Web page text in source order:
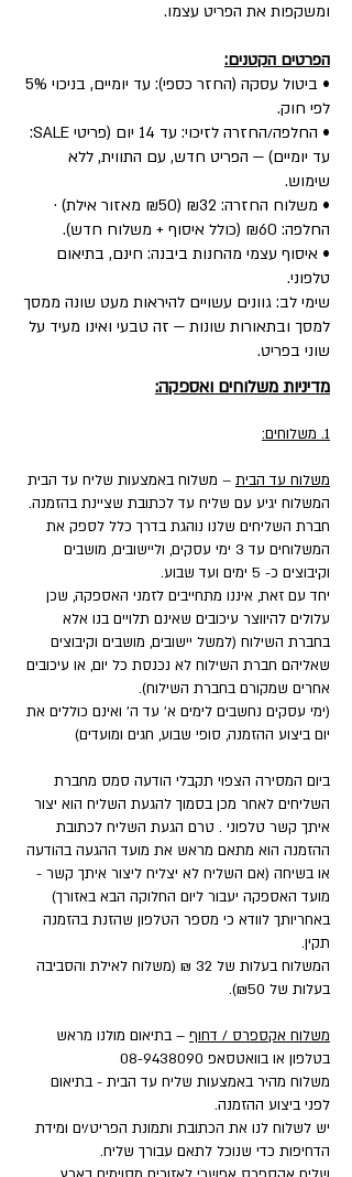
ומשקפות את הפריט עצמו.
הפרטים הקטנים:
• ביטול עסקה (החזר כספי): עד יומיים, בניכוי 5%
לפי חוק.
• החלפה/החזרה לזיכוי: עד 14 יום (פריטי SALE:
עד יומיים) — הפריט חדש, עם התווית, ללא
שימוש.
• משלוח החזרה: ₪32 (₪50 מאזור אילת) ·
החלפה: ₪60 (כולל איסוף + משלוח חדש).
• איסוף עצמי מהחנות ביבנה: חינם, בתיאום
טלפוני.
שימי לב: גוונים עשויים להיראות מעט שונה ממסך
למסך ובתאורות שונות — זה טבעי ואינו מעיד על
שוני בפריט.
מדיניות משלוחים ואספקה:
1. משלוחים:
משלוח עד הבית – משלוח באמצעות שליח עד הבית
המשלוח יגיע עם שליח עד לכתובת שציינת בהזמנה.
חברת השליחים שלנו נוהגת בדרך כלל לספק את
המשלוחים עד 3 ימי עסקים, וליישובים, מושבים
וקיבוצים כ- 5 ימים ועד שבוע.
יחד עם זאת, איננו מתחייבים לזמני האספקה, שכן
עלולים להיווצר עיכובים שאינם תלויים בנו אלא
בחברת השילוח (למשל יישובים, מושבים וקיבוצים
שאליהם חברת השילוח לא נכנסת כל יום, או עיכובים
אחרים שמקורם בחברת השילוח).
(ימי עסקים נחשבים לימים א' עד ה' ואינם כוללים את
יום ביצוע ההזמנה, סופי שבוע, חגים ומועדים)
ביום המסירה הצפוי תקבלי הודעה סמס מחברת
השליחים לאחר מכן בסמוך להגעת השליח הוא יצור
איתך קשר טלפוני . טרם הגעת השליח לכתובת
ההזמנה הוא מתאם מראש את מועד ההגעה בהודעה
או בשיחה (אם השליח לא יצליח ליצור איתך קשר -
מועד האספקה יעבור ליום החלוקה הבא באזורך)
באחריותך לוודא כי מספר הטלפון שהזנת בהזמנה
תקין.
המשלוח בעלות של 32 ₪ (משלוח לאילת והסביבה
בעלות של ₪50).
משלוח אקספרס / דחוף – בתיאום מולנו מראש
בטלפון או בוואטסאפ 08-9438090
משלוח מהיר באמצעות שליח עד הבית - בתיאום
לפני ביצוע ההזמנה.
יש לשלוח לנו את הכתובת ותמונת הפריט/ים ומידת
הדחיפות כדי שנוכל לתאם עבורך שליח.